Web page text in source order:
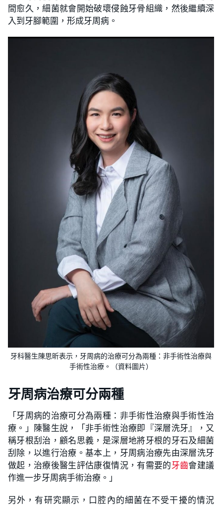
間愈久，細菌就會開始破壞侵蝕牙骨組織，然後繼續深
入到牙腳範圍，形成牙周病。
牙科醫生陳思昕表示，牙周病的治療可分為兩種：非手術性治療與
手術性治療。（資料圖片）
牙周病治療可分兩種
「牙周病的治療可分為兩種：非手術性治療與手術性治
療。」陳醫生說，「非手術性治療即『深層洗牙』，又
稱牙根刮治，顧名思義，是深層地將牙根的牙石及細菌
刮除，以進行治療。基本上，牙周病治療先由深層洗牙
做起，治療後醫生評估康復情況，有需要的牙齒會建議
作進一步牙周病手術治療。」
另外，有研究顯示，口腔內的細菌在不受干擾的情況